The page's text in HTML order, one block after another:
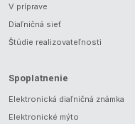
V príprave
Diaľničná sieť
Štúdie realizovateľnosti
Spoplatnenie
Elektronická diaľničná známka
Elektronické mýto